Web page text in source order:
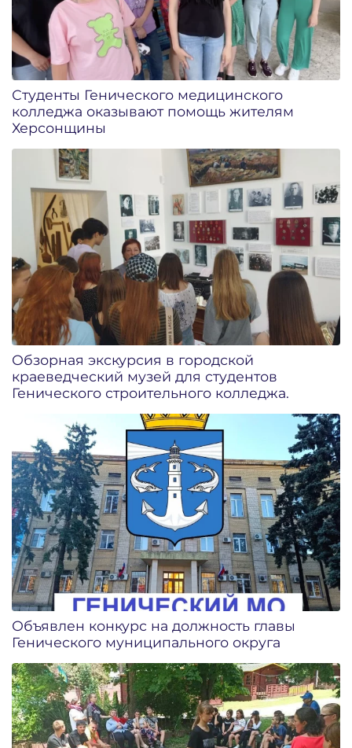
Студенты Генического медицинского
колледжа оказывают помощь жителям
Херсонщины
Обзорная экскурсия в городской
краеведческий музей для студентов
Генического строительного колледжа.
Объявлен конкурс на должность главы
Генического муниципального округа